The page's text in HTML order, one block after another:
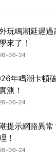
玩鳴潮延遲
來了！
06-24
年鳴潮卡頓
測！
06-24
提示網路異
！
06-24